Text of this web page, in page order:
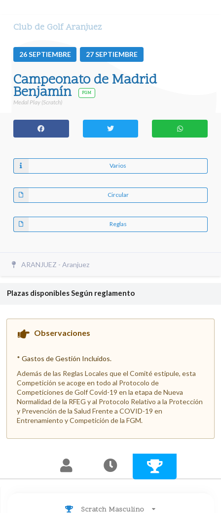
Club de Golf Aranjuez
26SEPTIEMBRE 27SEPTIEMBRE
Campeonato de Madrid
Benjamín FGM
Medal Play (Scratch)
Varios
Circular
Reglas
ARANJUEZ - Aranjuez
Plazas disponiblesSegún reglamento
Observaciones
* Gastos de Gestión Incluidos.
Además de las Reglas Locales que el Comité estipule, esta
Competición se acoge en todo al Protocolo de
Competiciones de Golf Covid-19 en la etapa de Nueva
Normalidad de la RFEG y al Protocolo Relativo a la Protección
y Prevención de la Salud Frente a COVID-19 en
Entrenamiento y Competición de la FGM.
Scratch Masculino